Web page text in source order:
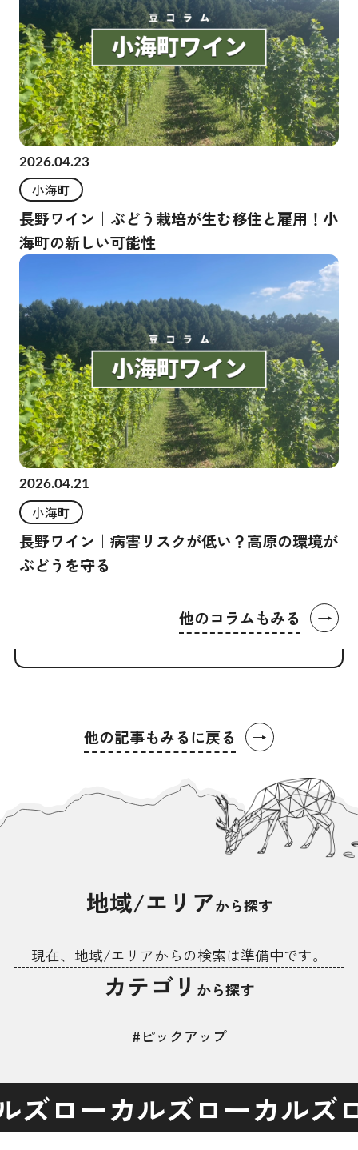
2026.04.23
小海町
長野ワイン｜ぶどう栽培が生む移住と雇用！小
海町の新しい可能性
2026.04.21
小海町
長野ワイン｜病害リスクが低い？高原の環境が
ぶどうを守る
他のコラムもみる →
他の記事もみるに戻る →
地域/エリアから探す
現在、地域/エリアからの検索は準備中です。
カテゴリ から探す
#ピックアップ
ズローカルズローカルズ